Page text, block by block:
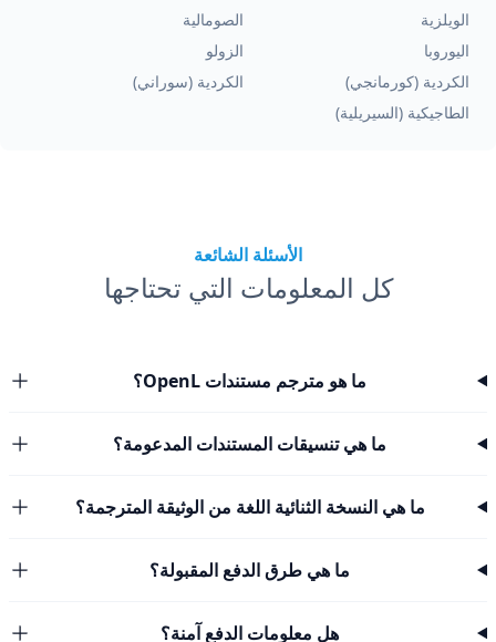
الويلزية
الصومالية
اليوروبا
الزولو
الكردية (كورمانجي)
الكردية (سوراني)
الطاجيكية (السيريلية)
الأسئلة الشائعة
كل المعلومات التي تحتاجها
ما هو مترجم مستندات OpenL؟
ما هي تنسيقات المستندات المدعومة؟
ما هي النسخة الثنائية اللغة من الوثيقة المترجمة؟
ما هي طرق الدفع المقبولة؟
هل معلومات الدفع آمنة؟